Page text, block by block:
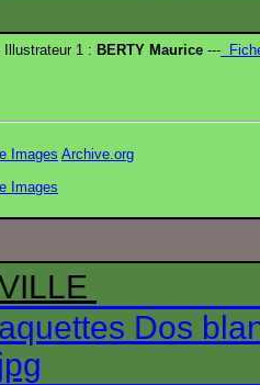
Illustrateur 1 : BERTY Maurice ---
Images Archive.org
Images